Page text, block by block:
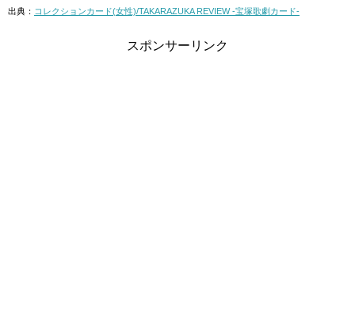
出典： コレクションカード(女性)/TAKARAZUKA REVIEW -宝塚歌劇カード-
スポンサーリンク